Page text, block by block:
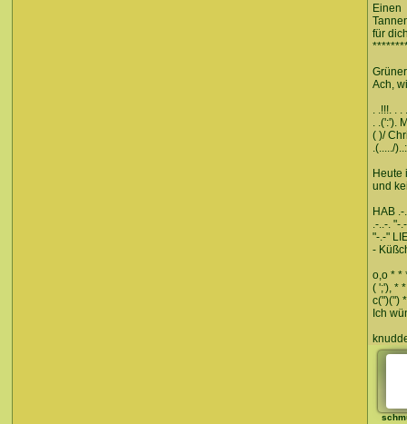
Einen
für
Ach,
. .!!!. . . .
. .(':').
( )/
.(...../
Heute
und
HAB
.-..-. "-
"-.-"
-
o,o * *
( ';'), *
c(")(")
Ich